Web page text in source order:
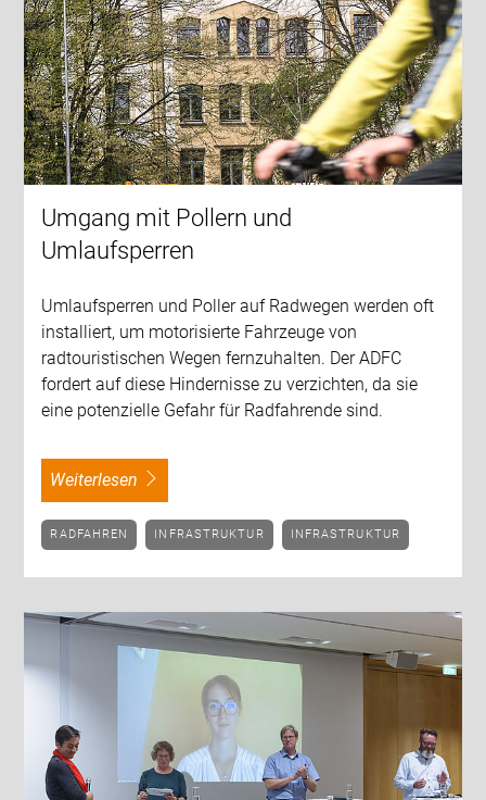
Umgang mit Pollern und
Umlaufsperren
Umlaufsperren und Poller auf Radwegen werden oft
installiert, um motorisierte Fahrzeuge von
radtouristischen Wegen fernzuhalten. Der ADFC
fordert auf diese Hindernisse zu verzichten, da sie
eine potenzielle Gefahr für Radfahrende sind.
weiterlesen
RADFAHREN INFRASTRUKTUR INFRASTRUKTUR